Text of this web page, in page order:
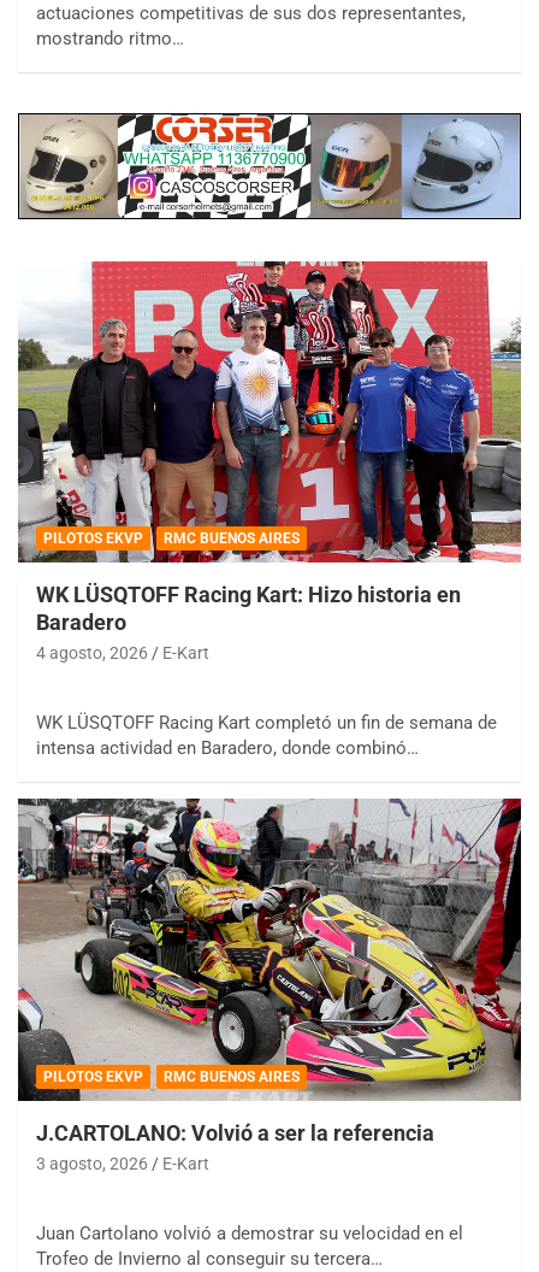
actuaciones competitivas de sus dos representantes,
mostrando ritmo…
PILOTOS EKVP RMC BUENOS AIRES
WK LÜSQTOFF Racing Kart: Hizo historia en
Baradero
4 agosto, 2026 E-Kart
WK LÜSQTOFF Racing Kart completó un fin de semana de
intensa actividad en Baradero, donde combinó…
PILOTOS EKVP RMC BUENOS AIRES
J.CARTOLANO: Volvió a ser la referencia
3 agosto, 2026 E-Kart
Juan Cartolano volvió a demostrar su velocidad en el
Trofeo de Invierno al conseguir su tercera…
08/09-AGO